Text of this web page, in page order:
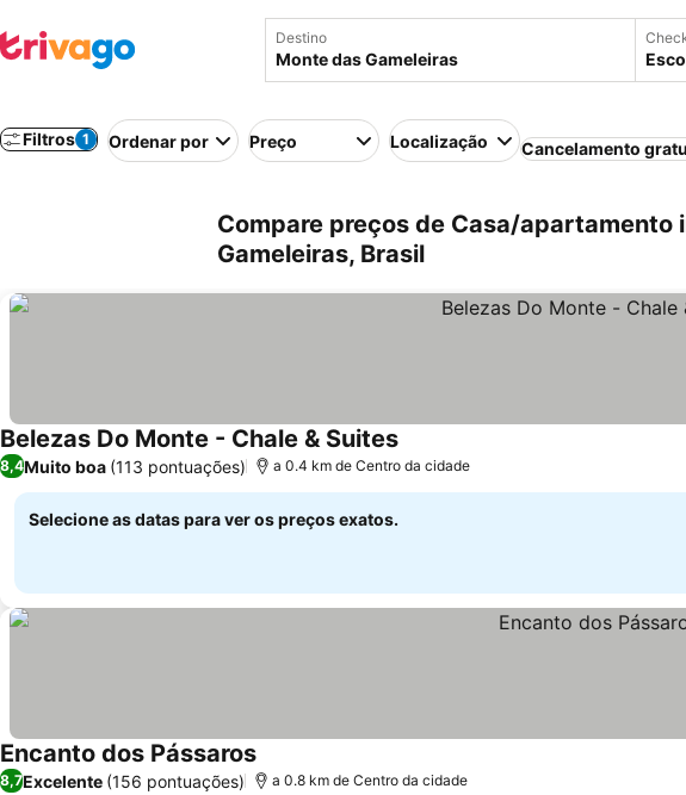
Destino
Filtros 1 Ordenar por Preço Localização Cancelamento
Compare preços de Casa/apartamento
Gameleiras, Brasil
Belezas Do Monte - Chale & Suites
8,4Muito boa (113 pontuações) a 0.4 km de Centro da cidade
Selecione as datas para ver os preços exatos.
Encanto dos Pássaros
8,7Excelente (156 pontuações) a 0.8 km de Centro da cidade